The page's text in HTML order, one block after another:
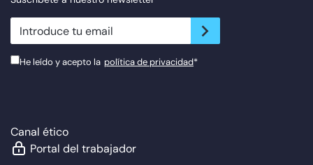
newsletter.suscribe
He leído y acepto la política de privacidad*
Canal ético
Portal del trabajador